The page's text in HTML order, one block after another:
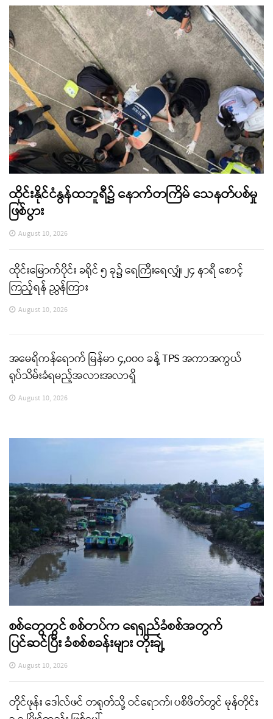
ထိုင်းနိုင်ငံနွန်ထဘူရီ၌ နောက်တကြိမ် သေနတ်ပစ်မှု
ဖြစ်ပွား
August 10, 2026
ထိုင်းမြောက်ပိုင်း ခရိုင် ၅ ခု၌ ရေကြီးရေလျှံ၊ ၂၄ နာရီ စောင့်
ကြည့်ရန် ညွှန်ကြား
August 10, 2026
အမေရိကန်ရောက် မြန်မာ ၄,၀၀၀ ခန့် TPS အကာအကွယ်
ရုပ်သိမ်းခံရမည့်အလားအလာရှိ
August 10, 2026
စစ်တွေတွင် စစ်တပ်က ရေရှည်ခံစစ်အတွက်
ပြင်ဆင်ပြီး ခံစစ်စခန်းများ တိုးချဲ့
August 10, 2026
တိုင်ဖုန်း ဒေါလ်ဖင် တရုတ်သို့ ဝင်ရောက်၊ ပစိဖိတ်တွင် မုန်တိုင်း